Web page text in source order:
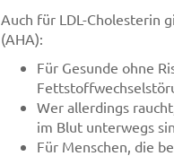
Auch für LDL-Cholesterin
(AHA):
Für Gesunde ohne
Wer allerdings
im Blut unterwegs
Für Menschen, die